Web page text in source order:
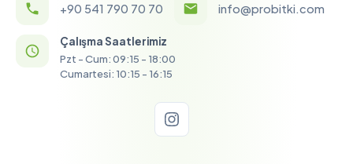
+90 541 790 70 70 info@probitki.com
Çalışma Saatlerimiz
Pzt - Cum: 09:15 - 18:00
Cumartesi: 10:15 - 16:15